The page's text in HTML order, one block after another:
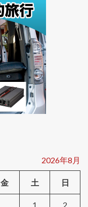
2026年8月
金 土 日
1 2